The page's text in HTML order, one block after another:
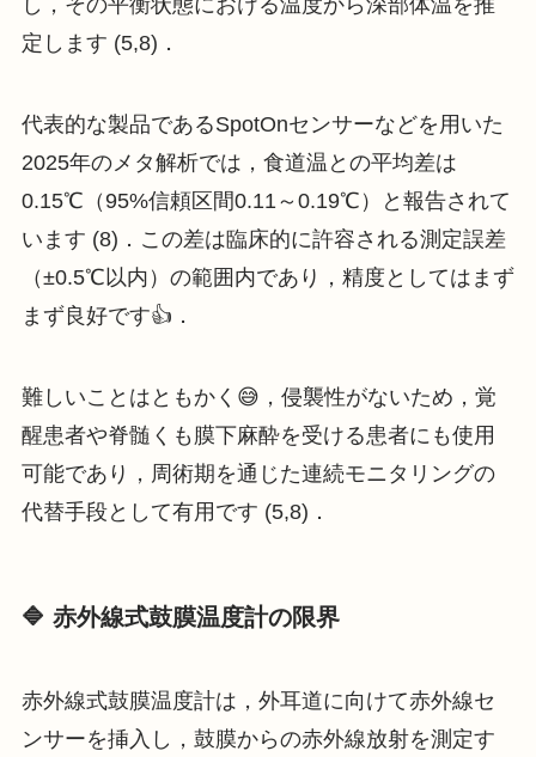
し，その平衡状態における温度から深部体温を推
定します (5,8)．
代表的な製品であるSpotOnセンサーなどを用いた
2025年のメタ解析では，食道温との平均差は
0.15℃（95%信頼区間0.11～0.19℃）と報告されて
います (8)．この差は臨床的に許容される測定誤差
（±0.5℃以内）の範囲内であり，精度としてはまず
まず良好です👍．
難しいことはともかく😅，侵襲性がないため，覚
醒患者や脊髄くも膜下麻酔を受ける患者にも使用
可能であり，周術期を通じた連続モニタリングの
代替手段として有用です (5,8)．
🔷 赤外線式鼓膜温度計の限界
赤外線式鼓膜温度計は，外耳道に向けて赤外線セ
ンサーを挿入し，鼓膜からの赤外線放射を測定す